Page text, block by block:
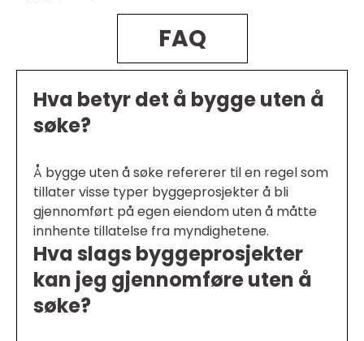
FAQ
Hva betyr det å bygge uten å
søke?
Å bygge uten å søke refererer til en regel som
tillater visse typer byggeprosjekter å bli
gjennomført på egen eiendom uten å måtte
innhente tillatelse fra myndighetene.
Hva slags byggeprosjekter
kan jeg gjennomføre uten å
søke?